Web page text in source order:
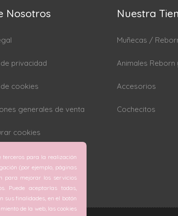
Nosotros
privacidad
cookies
generales de venta
cookies
Nuestra
Muñecas /
Animales
Accesorios
Cochecitos
terceros para la realización
(por ejemplo, páginas
para mejorar los servicios
Puede aceptarlas todas,
sus finalidades, en el botón
de la web, las cookies